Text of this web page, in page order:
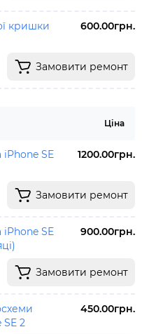
кришки
600.00грн.
Замовити ремонт
Ціна
iPhone SE
1200.00грн.
Замовити ремонт
iPhone SE
900.00грн.
Замовити ремонт
2
450.00грн.